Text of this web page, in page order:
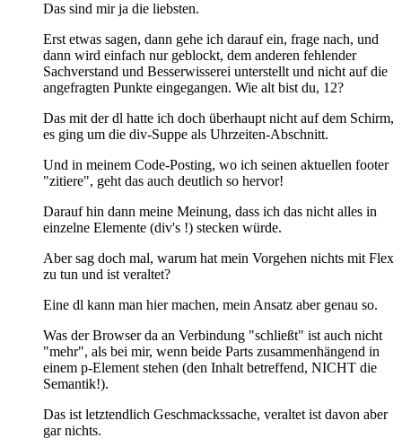
Das sind mir ja die liebsten.
Erst etwas sagen, dann gehe ich darauf ein, frage nach, und
dann wird einfach nur geblockt, dem anderen fehlender
Sachverstand und Besserwisserei unterstellt und nicht auf die
angefragten Punkte eingegangen. Wie alt bist du, 12?
Das mit der dl hatte ich doch überhaupt nicht auf dem Schirm,
es ging um die div-Suppe als Uhrzeiten-Abschnitt.
Und in meinem Code-Posting, wo ich seinen aktuellen footer
"zitiere", geht das auch deutlich so hervor!
Darauf hin dann meine Meinung, dass ich das nicht alles in
einzelne Elemente (div's !) stecken würde.
Aber sag doch mal, warum hat mein Vorgehen nichts mit Flex
zu tun und ist veraltet?
Eine dl kann man hier machen, mein Ansatz aber genau so.
Was der Browser da an Verbindung "schließt" ist auch nicht
"mehr", als bei mir, wenn beide Parts zusammenhängend in
einem p-Element stehen (den Inhalt betreffend, NICHT die
Semantik!).
Das ist letztendlich Geschmackssache, veraltet ist davon aber
gar nichts.